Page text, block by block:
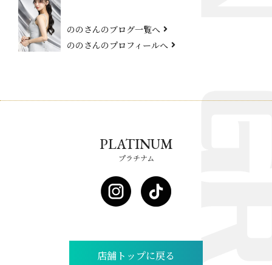
ののさんのブログ一覧へ
ののさんのプロフィールへ
PLATINUM
プラチナム
店舗トップに戻る